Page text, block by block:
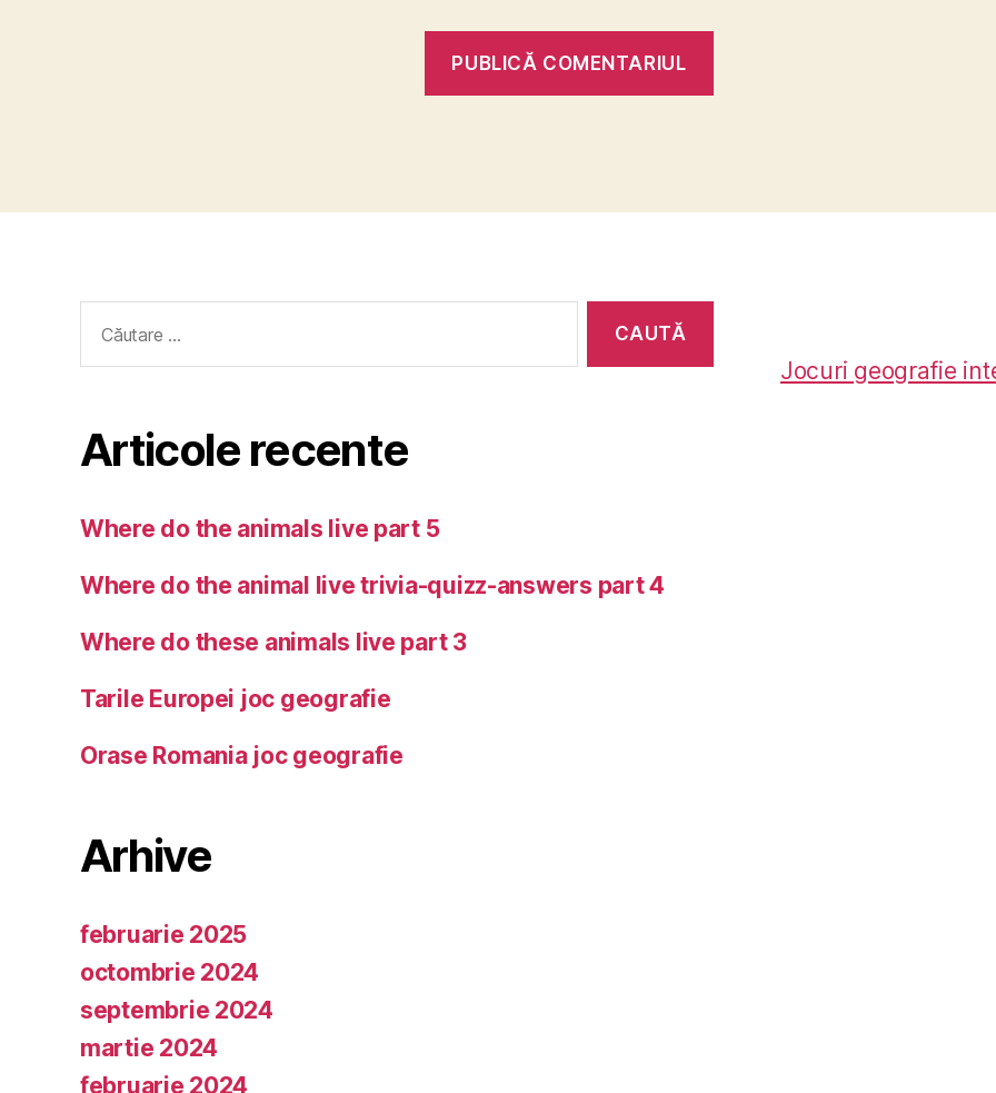
după:
Articole recente
Where do the animals live part 5
Where do the animal live trivia-quizz-answers part 4
Where do these animals live part 3
Tarile Europei joc geografie
Orase Romania joc geografie
Arhive
februarie 2025
octombrie 2024
septembrie 2024
martie 2024
februarie 2024
Jocuri geografie